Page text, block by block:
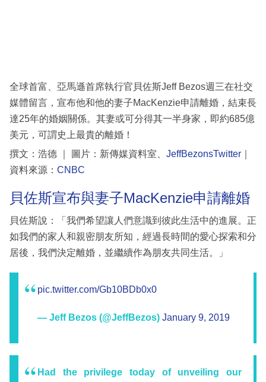
區
全球首富、亞馬遜首席執行官貝佐斯Jeff Bezos週三在社交
媒體留言，宣布他和他的妻子MacKenzie申請離婚，結束長
達25年的婚姻關係。其妻或可分得其一半身家，即約685億
美元，可謂史上最貴的離婚！
撰文：浩德 ｜ 圖片：新傳媒資料室、 JeffBezonsTwitter
資料來源： CNBC
貝佐斯宣布與妻子MacKenzie申請離婚
貝佐斯說：「我們希望讓人們意識到彼此生活中的進展。正
如我們的家人和親密朋友所知，經過長時間的愛心探索和分
居後，我們決定離婚，並繼續作為朋友共同生活。」
pic.twitter.com/Gb10BDb0x0
— Jeff Bezos (@JeffBezos) January 9, 2019
Had the privilege today of unveiling our